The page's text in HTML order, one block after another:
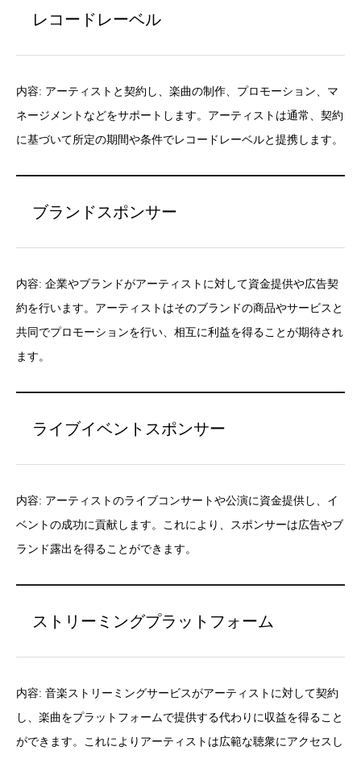
レコードレーベル
内容: アーティストと契約し、楽曲の制作、プロモーション、マ
ネージメントなどをサポートします。アーティストは通常、契約
に基づいて所定の期間や条件でレコードレーベルと提携します。
ブランドスポンサー
内容: 企業やブランドがアーティストに対して資金提供や広告契
約を行います。アーティストはそのブランドの商品やサービスと
共同でプロモーションを行い、相互に利益を得ることが期待され
ます。
ライブイベントスポンサー
内容: アーティストのライブコンサートや公演に資金提供し、イ
ベントの成功に貢献します。これにより、スポンサーは広告やブ
ランド露出を得ることができます。
ストリーミングプラットフォーム
内容: 音楽ストリーミングサービスがアーティストに対して契約
し、楽曲をプラットフォームで提供する代わりに収益を得ること
ができます。これによりアーティストは広範な聴衆にアクセスし